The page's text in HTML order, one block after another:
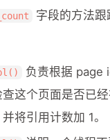
字段的方法
负责根据 page
这个页面是否已
将引用计数加 1。